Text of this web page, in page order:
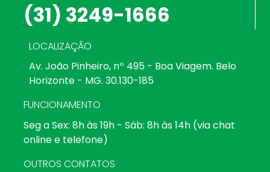
(31) 3249-1666
LOCALIZAÇÃO
Av. João Pinheiro, nº 495 - Boa Viagem. Belo
Horizonte - MG. 30.130-185
FUNCIONAMENTO
Seg a Sex: 8h às 19h - Sáb: 8h às 14h (via chat
online e telefone)
OUTROS CONTATOS